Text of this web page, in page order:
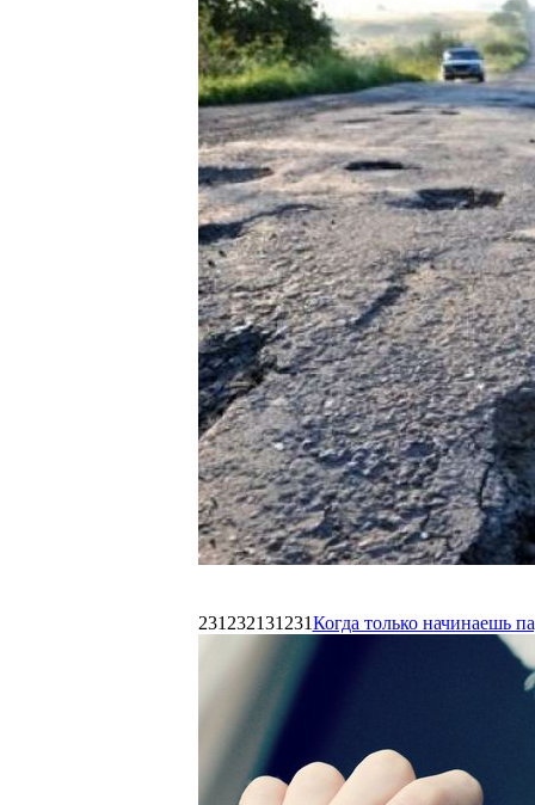
231232131231Когда только начинаешь